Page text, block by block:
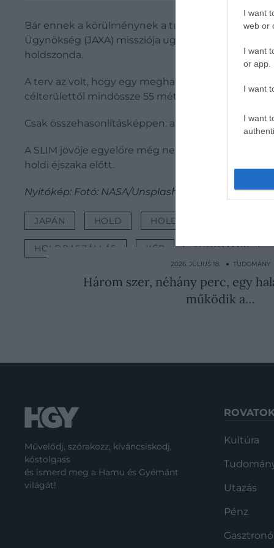
I want
web or
I want
or app.
I want
I want
Bár ennek a körülménynek a tudatában azt
Ügynökség (JAXA) missziója ugyanis azzal a
holdszonda.
A terv az volt, hogy egy meghatározott célterület
célterülettől mindössze 55 méterre sikerült
Csak összehasonlításképpen: az 1969-es Apollo-
A SLIM jövője egyelőre még nem világos, és
holdi éjszaka előtt.
Nyitókép: Fotó: NASA/Unsplash
JAPÁN HOLD HOLDSZONDA
HOLDRASZÁLLÁS KÉP TUDOMÁNY
2026. JÚLIUS 18. ● TUDOMÁNY
Három szer, néhány perc, egy
működik a…
Művelődj, szórakozz, kíváncsiskodj,
kóstolgass
és ismerd meg a Hamu és Gyémánt
világát!
Kultúra
Utazás
Pénz